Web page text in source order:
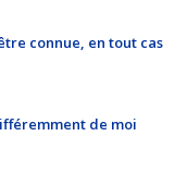
connue, en tout cas
de moi